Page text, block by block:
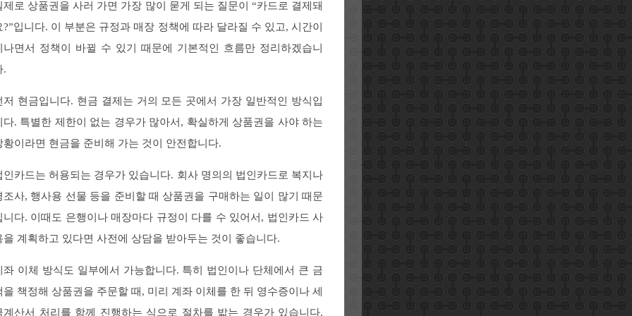
제로 상품권을 사러 가면 가장 많이 묻게 되는 질문이 “카드로 결제돼
?”입니다. 이 부분은 규정과 매장 정책에 따라 달라질 수 있고, 시간이
나면서 정책이 바뀔 수 있기 때문에 기본적인 흐름만 정리하겠습니
.
저 현금입니다. 현금 결제는 거의 모든 곳에서 가장 일반적인 방식입
다. 특별한 제한이 없는 경우가 많아서, 확실하게 상품권을 사야 하는
황이라면 현금을 준비해 가는 것이 안전합니다.
인카드는 허용되는 경우가 있습니다. 회사 명의의 법인카드로 복지나
조사, 행사용 선물 등을 준비할 때 상품권을 구매하는 일이 많기 때문
니다. 이때도 은행이나 매장마다 규정이 다를 수 있어서, 법인카드 사
을 계획하고 있다면 사전에 상담을 받아두는 것이 좋습니다.
좌 이체 방식도 일부에서 가능합니다. 특히 법인이나 단체에서 큰 금
을 책정해 상품권을 주문할 때, 미리 계좌 이체를 한 뒤 영수증이나 세
계산서 처리를 함께 진행하는 식으로 절차를 밟는 경우가 있습니다.